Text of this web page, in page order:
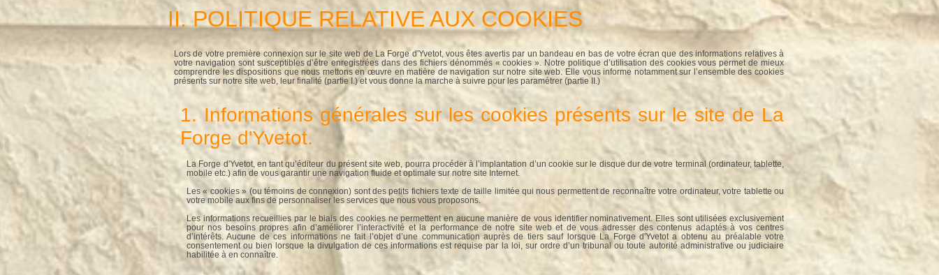
II. POLITIQUE RELATIVE AUX COOKIES
Lors de votre première connexion sur le site web de La Forge d'Yvetot, vous êtes avertis par un bandeau en bas de votre écran que des informations relatives à
votre navigation sont susceptibles d’être enregistrées dans des fichiers dénommés « cookies ». Notre politique d’utilisation des cookies vous permet de mieux
comprendre les dispositions que nous mettons en œuvre en matière de navigation sur notre site web. Elle vous informe notamment sur l’ensemble des cookies
présents sur notre site web, leur finalité (partie I.) et vous donne la marche à suivre pour les paramétrer (partie II.)
1. Informations générales sur les cookies présents sur le site de La
Forge d'Yvetot.
La Forge d'Yvetot, en tant qu’éditeur du présent site web, pourra procéder à l’implantation d’un cookie sur le disque dur de votre terminal (ordinateur, tablette,
mobile etc.) afin de vous garantir une navigation fluide et optimale sur notre site Internet.
Les « cookies » (ou témoins de connexion) sont des petits fichiers texte de taille limitée qui nous permettent de reconnaître votre ordinateur, votre tablette ou
votre mobile aux fins de personnaliser les services que nous vous proposons.
Les informations recueillies par le biais des cookies ne permettent en aucune manière de vous identifier nominativement. Elles sont utilisées exclusivement
pour nos besoins propres afin d’améliorer l’interactivité et la performance de notre site web et de vous adresser des contenus adaptés à vos centres
d’intérêts. Aucune de ces informations ne fait l’objet d’une communication auprès de tiers sauf lorsque La Forge d'Yvetot a obtenu au préalable votre
consentement ou bien lorsque la divulgation de ces informations est requise par la loi, sur ordre d’un tribunal ou toute autorité administrative ou judiciaire
habilitée à en connaître.